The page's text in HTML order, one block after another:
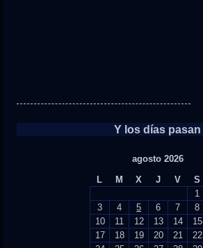
Y los días pasan
agosto 2026
L
M X J V S
1
3
4 5 6 7 8
10
11 12 13 14 15
17
18 19 20 21 22